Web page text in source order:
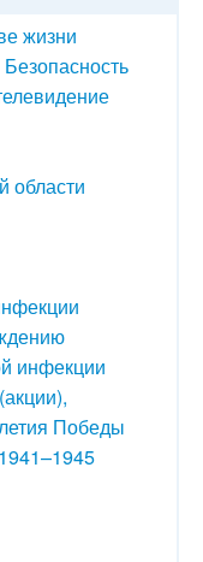
жизни
Безопасность
области
инфекции
Победы